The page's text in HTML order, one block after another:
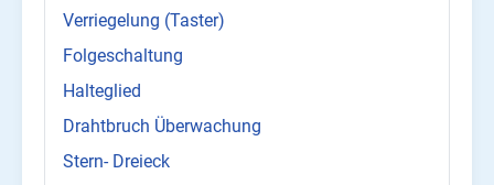
Verriegelung (Taster)
Folgeschaltung
Halteglied
Drahtbruch Überwachung
Stern- Dreieck